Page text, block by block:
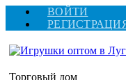
ВОЙТИ
Торговый дом